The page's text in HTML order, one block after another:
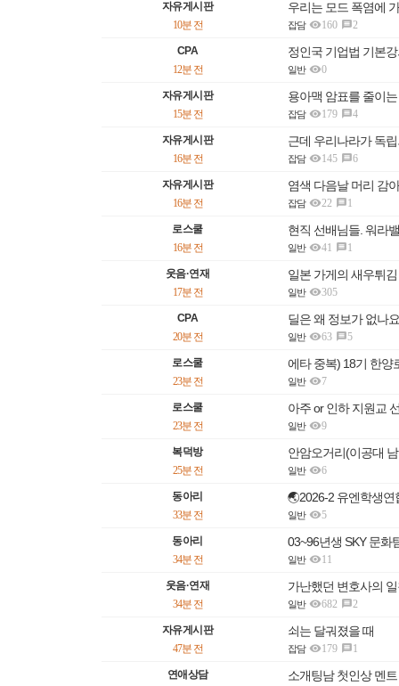
자유게시판 우리는 모드 폭염에
10분 전 잡담 160 2
CPA 정인국 기업법 기본
12분 전 일반 0
자유게시판 용아맥 암표를 줄이
15분 전 잡담 179 4
자유게시판 근데 우리나라가 독
16분 전 잡담 145 6
자유게시판 염색 다음날 머리 감
16분 전 잡담 22 1
로스쿨 현직 선배님들. 워라
16분 전 일반 41 1
웃음·연재 일본 가게의 새우튀
17분 전 일반 305
CPA 딜은 왜 정보가 없나
20분 전 일반 63 5
로스쿨 에타 중복) 18기 한양
23분 전 일반 7
로스쿨 아주 or 인하 지원교
23분 전 일반 9
복덕방
25분 전
일반 6
동아리 🌏2026-2 유엔학생연
33분 전 일반 5
동아리 03~96년생 SKY 문화
34분 전 일반 11
웃음·연재 가난했던 변호사의
34분 전 일반 682 2
자유게시판 쇠는 달궈졌을 때
47분 전 잡담 179 1
연애상담 소개팅남 첫인상 멘트